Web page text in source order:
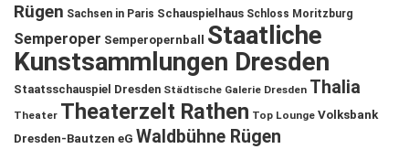
Rügen Sachsen in Paris Schauspielhaus Schloss Moritzburg
Semperoper Semperopernball
Staatliche
Kunstsammlungen Dresden
Staatsschauspiel Dresden Städtische Galerie Dresden Thalia
Theater Theaterzelt Rathen Top Lounge Volksbank
Dresden-Bautzen eG Waldbühne Rügen